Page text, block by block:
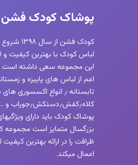
پوشاک کودک فشن
کودک فشن
لباس کودک با بهترین کیفیت و
این مجموعه سعی داشته است
تابستانه ٫ انواع اکسسوری
پوشاک کودک باید دارای
بزرگسال متمایز است
ظرافت را در ارائه بهترین
اعمال میکند.